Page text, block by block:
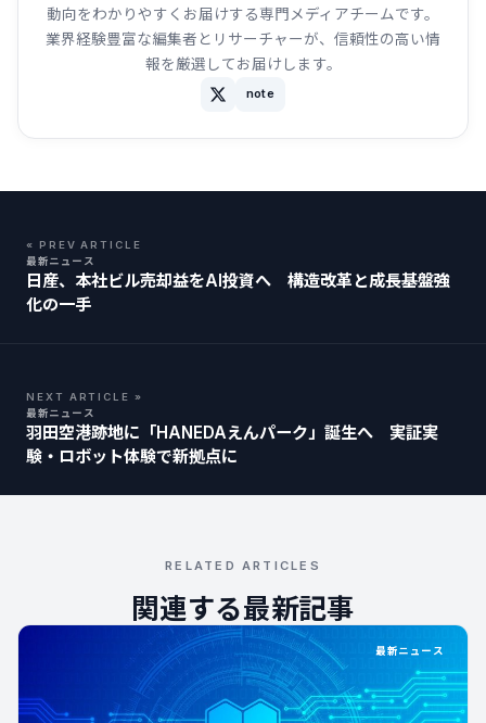
動向をわかりやすくお届けする専門メディアチームです。
業界経験豊富な編集者とリサーチャーが、信頼性の高い情
報を厳選してお届けします。
note
« PREV ARTICLE
最新ニュース
日産、本社ビル売却益をAI投資へ 構造改革と成長基盤強
化の一手
NEXT ARTICLE »
最新ニュース
羽田空港跡地に「HANEDAえんパーク」誕生へ 実証実
験・ロボット体験で新拠点に
RELATED ARTICLES
関連する最新記事
最新ニュース